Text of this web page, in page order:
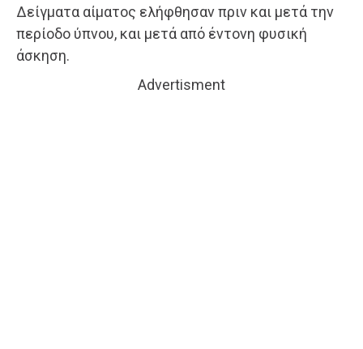
Δείγματα αίματος ελήφθησαν πριν και μετά την
περίοδο ύπνου, και μετά από έντονη φυσική
άσκηση.
Advertisment